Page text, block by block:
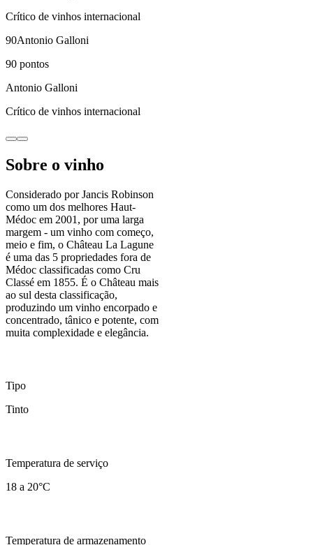
Crítico de vinhos internacional
90Antonio Galloni
90 pontos
Antonio Galloni
Crítico de vinhos internacional
Sobre o vinho
Considerado por Jancis Robinson
como um dos melhores Haut-
Médoc em 2001, por uma larga
margem - um vinho com começo,
meio e fim, o Château La Lagune
é uma das 5 propriedades fora de
Médoc classificadas como Cru
Classé em 1855. É o Château mais
ao sul desta classificação,
produzindo um vinho encorpado e
concentrado, tânico e potente, com
muita complexidade e elegância.
Tipo
Tinto
Temperatura de serviço
18 a 20°C
Temperatura de armazenamento